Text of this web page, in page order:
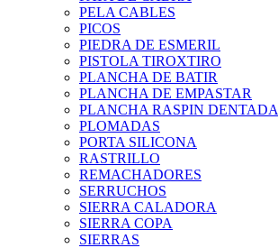
PELA CABLES
PICOS
PIEDRA DE ESMERIL
PISTOLA TIROXTIRO
PLANCHA DE BATIR
PLANCHA DE EMPASTAR
PLANCHA RASPIN DENTADA
PLOMADAS
PORTA SILICONA
RASTRILLO
REMACHADORES
SERRUCHOS
SIERRA CALADORA
SIERRA COPA
SIERRAS